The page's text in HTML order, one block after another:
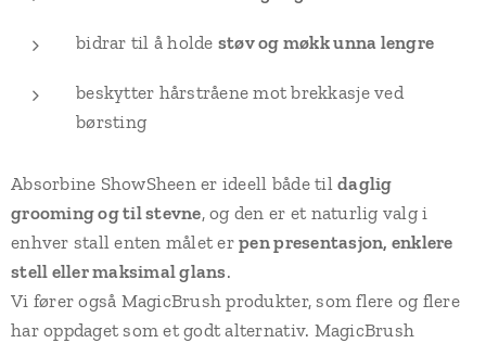
bidrar til å holde støv og møkk unna lengre
beskytter hårstråene mot brekkasje ved
børsting
Absorbine ShowSheen er ideell både tildaglig
grooming og til stevne, og den er et naturlig valg i
enhver stall enten målet erpen presentasjon, enklere
stell eller maksimal glans.
Vi fører også MagicBrush produkter, som flere og flere
har oppdaget som et godt alternativ. MagicBrush